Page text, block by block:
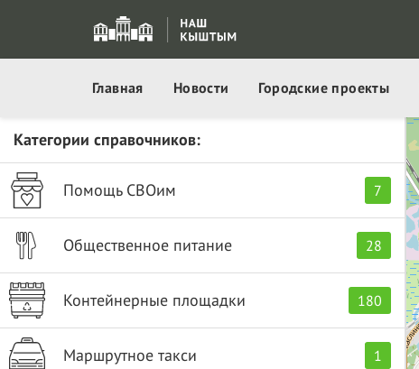
Главная Новости Городские проекты
Категории справочников:
Помощь СВОим 7
Общественное питание 28
Контейнерные площадки 180
Маршрутное такси 1
+
−